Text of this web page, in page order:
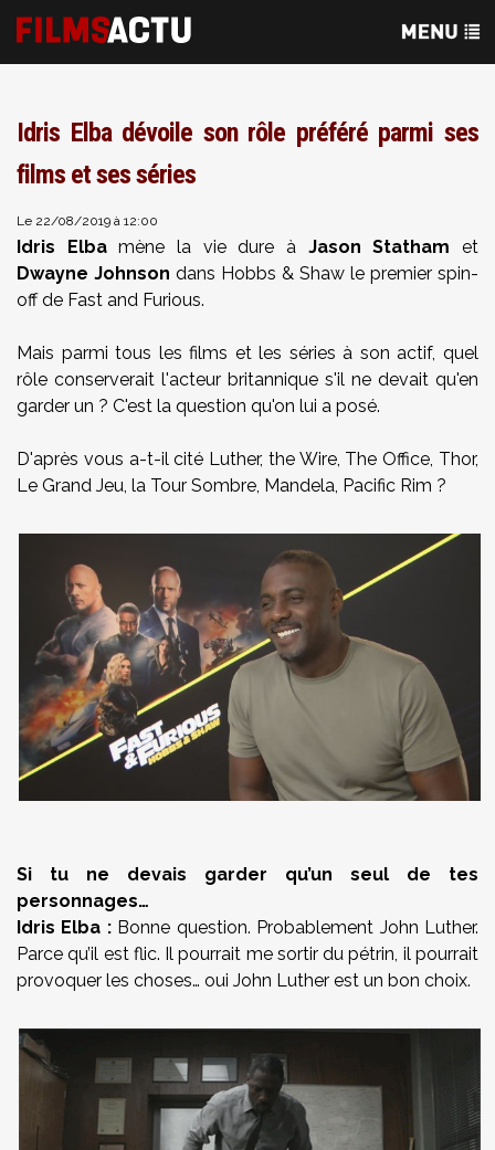
Idris Elba dévoile son rôle préféré parmi ses
films et ses séries
Le 22/08/2019 à 12:00
Idris Elbamène la vie dure à Jason Statham et
Dwayne Johnson dans Hobbs & Shaw le premier spin-
off de Fast and Furious.
Mais parmi tous les films et les séries à son actif, quel
rôle conserverait l'acteur britannique s'il ne devait qu'en
garder un ? C'est la question qu'on lui a posé.
D'après vous a-t-il cité Luther, the Wire, The Office, Thor,
Le Grand Jeu, la Tour Sombre, Mandela, Pacific Rim ?
Si tu ne devais garder qu’un seul de tes
personnages…
Idris Elba :Bonne question. Probablement John Luther.
Parce qu’il est flic. Il pourrait me sortir du pétrin, il pourrait
provoquer les choses… oui John Luther est un bon choix.